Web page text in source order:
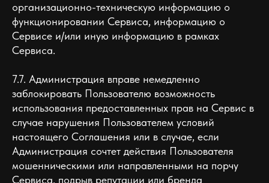
организационно-техническую информацию о
функционировании Сервиса, информацию о
Сервисе и/или иную информацию в рамках
Сервиса.
7.7. Администрация вправе немедленно
заблокировать Пользователю возможность
использования предоставленных прав на Сервис в
случае нарушения Пользователем условий
настоящего Соглашения или в случае, если
Администрация сочтет действия Пользователя
мошенническими или направленными на порчу
Сервиса, подрыв репутации или бренда